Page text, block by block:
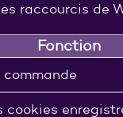
raccourcis de
Fonction
cookies